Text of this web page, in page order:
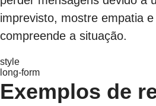
imprevisto, mostre empatia
compreende a situação.
style
long-form
Exemplos de